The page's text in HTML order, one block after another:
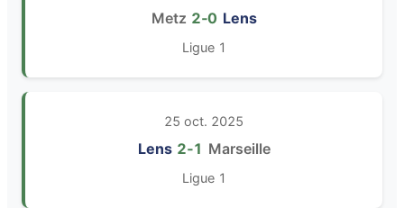
Metz 2‑0 Lens
Ligue 1
25 oct. 2025
Lens 2‑1 Marseille
Ligue 1